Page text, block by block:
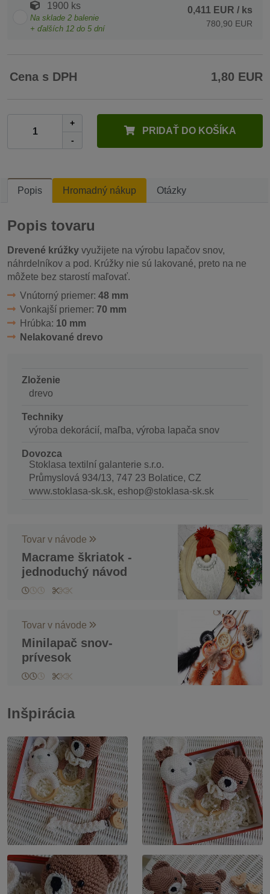
1900 ks
Na sklade 2 balenie
+ ďalších 12 do 5 dní
0,411 EUR / ks
780,90 EUR
Cena s DPH 1,80 EUR
+
-
PRIDAŤ DO KOŠÍKA
Popis Hromadný nákup Otázky
Popis tovaru
Drevené krúžky využijete na výrobu lapačov snov,
náhrdelníkov a pod. Krúžky nie sú lakované, preto na ne
môžete bez starostí maľovať.
Vnútorný priemer: 48 mm
Vonkajší priemer: 70 mm
Hrúbka: 10 mm
Nelakované drevo
Zloženie
drevo
Techniky
výroba dekorácií, maľba, výroba lapača snov
Dovozca
Stoklasa textilní galanterie s.r.o.
Průmyslová 934/13, 747 23 Bolatice, CZ
www.stoklasa-sk.sk, eshop@stoklasa-sk.sk
Tovar v návode
Macrame škriatok -
jednoduchý návod
Tovar v návode
Minilapač snov-
prívesok
Inšpirácia